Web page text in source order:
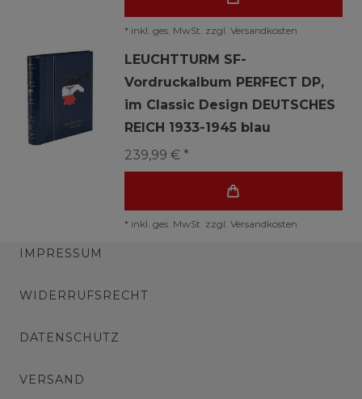
* inkl. ges. MwSt. zzgl. Versandkosten
LEUCHTTURM SF-
Vordruckalbum PERFECT DP,
im Classic Design DEUTSCHES
REICH 1933-1945 blau
239,99 € *
* inkl. ges. MwSt. zzgl. Versandkosten
IMPRESSUM
WIDERRUFSRECHT
DATENSCHUTZ
VERSAND